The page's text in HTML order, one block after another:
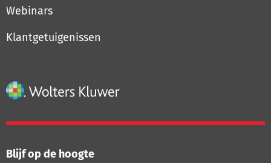
Webinars
Klantgetuigenissen
Blijf op de hoogte